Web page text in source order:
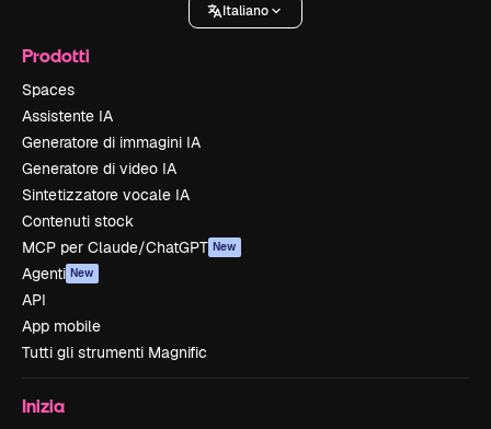
Italiano
Prodotti
Spaces
Assistente IA
Generatore di immagini IA
Generatore di video IA
Sintetizzatore vocale IA
Contenuti stock
MCP per Claude/ChatGPT New
Agenti New
API
App mobile
Tutti gli strumenti Magnific
Inizia